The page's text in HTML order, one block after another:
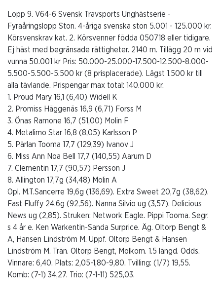
Lopp 9. V64-6 Svensk Travsports Unghästserie -
Fyraåringslopp Ston. 4-åriga svenska ston 5.001 - 125.000 kr.
Körsvenskrav kat. 2. Körsvenner födda 050718 eller tidigare.
Ej häst med begränsade rättigheter. 2140 m. Tillägg 20 m vid
vunna 50.001 kr Pris: 50.000-25.000-17.500-12.500-8.000-
5.500-5.500-5.500 kr (8 prisplacerade). Lägst 1.500 kr till
alla tävlande. Prispengar max total: 140.000 kr.
1. Proud Mary 16,1 (6,40) Widell K
2. Promiss Häggenäs 16,9 (6,71) Forss M
3. Önas Ramone 16,7 (51,00) Molin F
4. Metalimo Star 16,8 (8,05) Karlsson P
5. Pärlan Tooma 17,7 (129,39) Ivanov J
6. Miss Ann Noa Bell 17,7 (140,55) Aarum D
7. Clementin 17,7 (90,57) Persson J
8. Allington 17,7g (34,48) Molin A
Opl. M.T.Sancerre 19,6g (136,69). Extra Sweet 20,7g (38,62).
Fast Fluffy 24,6g (92,56). Nanna Silvio ug (3,57). Delicious
News ug (2,85). Struken: Network Eagle. Pippi Tooma. Segr.
s 4 år e. Ken Warkentin-Sanda Surprice. Äg. Oltorp Bengt &
A, Hansen Lindström M. Uppf. Oltorp Bengt & Hansen
Lindström M. Trän. Oltorp Bengt, Molkom. 1.5 längd. Odds.
Vinnare: 6,40. Plats: 2,05-1,80-9,80. Tvilling: (1/7) 19,55.
Komb: (7-1) 34,27. Trio: (7-1-11) 525,03.